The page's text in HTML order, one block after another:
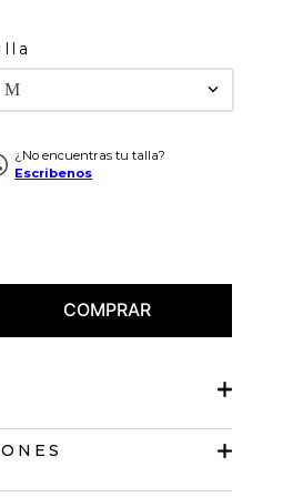
M
¿No encuentras tu talla?
Escribenos
COMPRAR